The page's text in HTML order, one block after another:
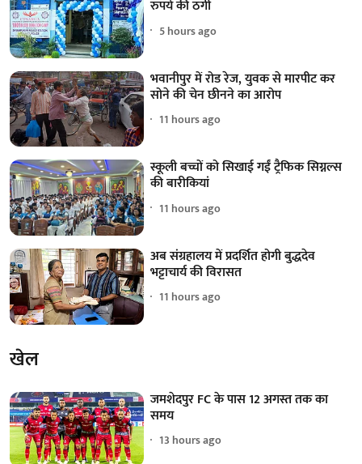
रुपये की ठगी
5 hours ago
भवानीपुर में रोड रेज, युवक से मारपीट कर
सोने की चेन छीनने का आरोप
11 hours ago
स्कूली बच्चों को सिखाई गईं ट्रैफिक सिग्नल्स
की बारीकियां
11 hours ago
अब संग्रहालय में प्रदर्शित होगी बुद्धदेव
भट्टाचार्य की विरासत
11 hours ago
खेल
जमशेदपुर FC के पास 12 अगस्त तक का
समय
13 hours ago